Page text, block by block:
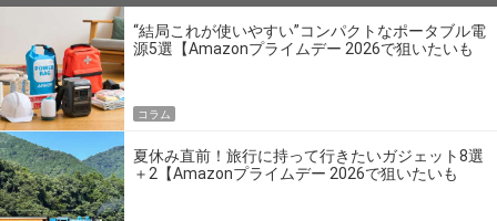
“結局これが使いやすい”コンパクトなポータブル電
源5選【Amazonプライムデー 2026で狙いたいも
コラム
夏休み直前！旅行に持って行きたいガジェット8選
＋2【Amazonプライムデー 2026で狙いたいも